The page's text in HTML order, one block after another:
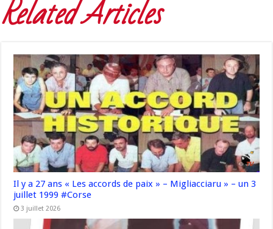
Related Articles
Il y a 27 ans « Les accords de paix » – Migliacciaru » – un 3
juillet 1999 #Corse
3 juillet 2026